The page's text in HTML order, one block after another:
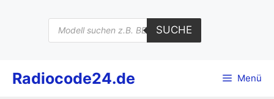
Products
search
SUCHE
Radiocode24.de Menü